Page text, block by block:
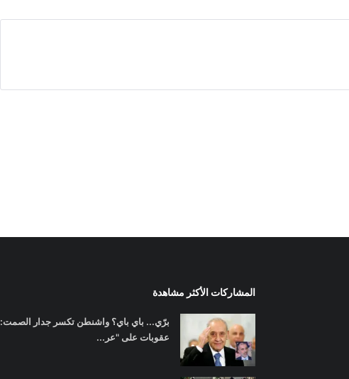
المشاركات الأكثر مشاهدة
برّي... باي باي؟ واشنطن تكسر جدار الصمت:
عقوبات على "عر...